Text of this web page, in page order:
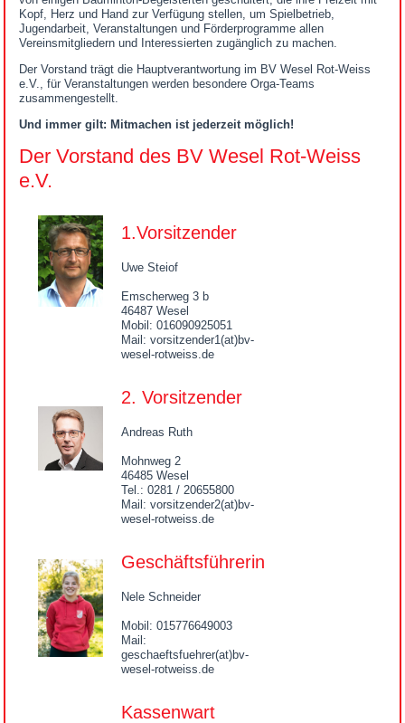
Kopf, Herz und Hand zur Verfügung stellen, um Spielbetrieb,
Jugendarbeit, Veranstaltungen und Förderprogramme allen
Vereinsmitgliedern und Interessierten zugänglich zu machen.
Der Vorstand trägt die Hauptverantwortung im BV Wesel Rot-Weiss
e.V., für Veranstaltungen werden besondere Orga-Teams
zusammengestellt.
Und immer gilt: Mitmachen ist jederzeit möglich!
Der Vorstand des BV Wesel Rot-Weiss
e.V.
1.Vorsitzender
Uwe Steiof
Emscherweg 3 b
46487 Wesel
Mobil: 016090925051
Mail: vorsitzender1(at)bv-
wesel-rotweiss.de
2. Vorsitzender
Andreas Ruth
Mohnweg 2
46485 Wesel
Tel.: 0281 / 20655800
Mail: vorsitzender2(at)bv-
wesel-rotweiss.de
Geschäftsführerin
Nele Schneider
Mobil: 015776649003
Mail:
geschaeftsfuehrer(at)bv-
wesel-rotweiss.de
Kassenwart